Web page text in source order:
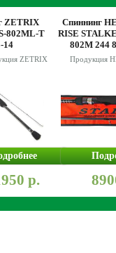
ZETRIX
802ML-T
14
ZETRIX
р.
Спиннинг
RISE
802M 244
Продукция